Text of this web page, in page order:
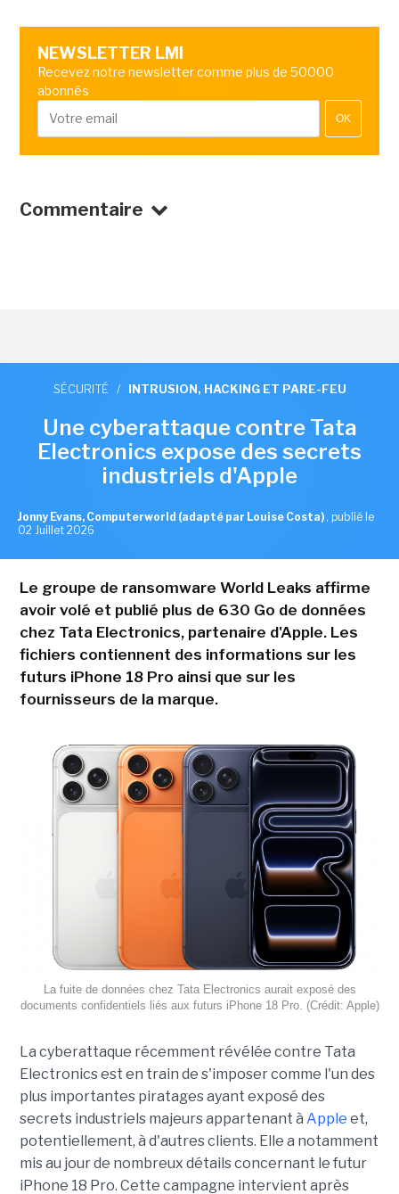
NEWSLETTER LMI
Recevez notre newsletter comme plus de 50000
abonnés
OK
Commentaire
SÉCURITÉ / INTRUSION, HACKING ET PARE-FEU
Une cyberattaque contre Tata
Electronics expose des secrets
industriels d'Apple
Jonny Evans, Computerworld (adapté par Louise Costa) , publié le
02 Juillet 2026
Le groupe de ransomware World Leaks affirme
avoir volé et publié plus de 630 Go de données
chez Tata Electronics, partenaire d'Apple. Les
fichiers contiennent des informations sur les
futurs iPhone 18 Pro ainsi que sur les
fournisseurs de la marque.
La fuite de données chez Tata Electronics aurait exposé des
documents confidentiels liés aux futurs iPhone 18 Pro. (Crédit: Apple)
La cyberattaque récemment révélée contre Tata
Electronics est en train de s'imposer comme l'un des
plus importantes piratages ayant exposé des
secrets industriels majeurs appartenant à Apple et,
potentiellement, à d'autres clients. Elle a notamment
mis au jour de nombreux détails concernant le futur
iPhone 18 Pro. Cette campagne intervient après